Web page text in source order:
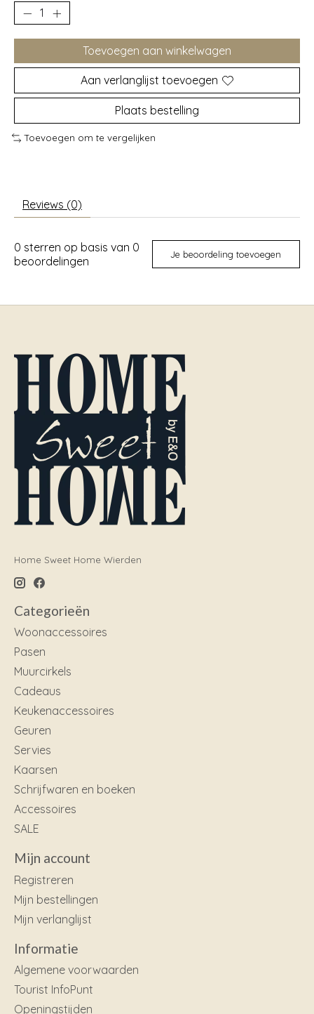
Toevoegen aan winkelwagen
Aan verlanglijst toevoegen
Plaats bestelling
Toevoegen om te vergelijken
Reviews (0)
0 sterren op basis van 0
beoordelingen
Je beoordeling toevoegen
Home Sweet Home Wierden
Categorieën
Woonaccessoires
Pasen
Muurcirkels
Cadeaus
Keukenaccessoires
Geuren
Servies
Kaarsen
Schrijfwaren en boeken
Accessoires
SALE
Mijn account
Registreren
Mijn bestellingen
Mijn verlanglijst
Informatie
Algemene voorwaarden
Tourist InfoPunt
Openingstijden